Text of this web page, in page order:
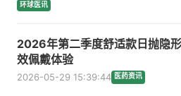
环球医讯
2026年第二季度舒适款日抛隐
效佩戴体验
2026-05-29 15:39:44 医药资讯